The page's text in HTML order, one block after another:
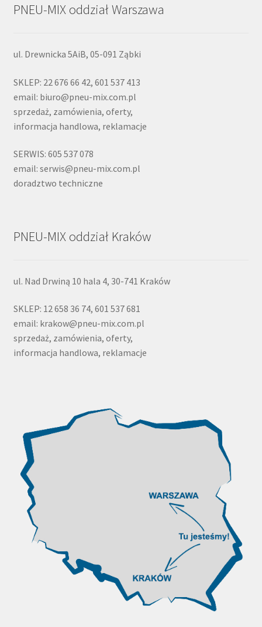
PNEU-MIX oddział Warszawa
ul. Drewnicka 5AiB, 05-091 Ząbki
SKLEP: 22 676 66 42, 601 537 413
email: biuro@pneu-mix.com.pl
sprzedaż, zamówienia, oferty,
informacja handlowa, reklamacje
SERWIS: 605 537 078
email: serwis@pneu-mix.com.pl
doradztwo techniczne
PNEU-MIX oddział Kraków
ul. Nad Drwiną 10 hala 4, 30-741 Kraków
SKLEP: 12 658 36 74, 601 537 681
email: krakow@pneu-mix.com.pl
sprzedaż, zamówienia, oferty,
informacja handlowa, reklamacje